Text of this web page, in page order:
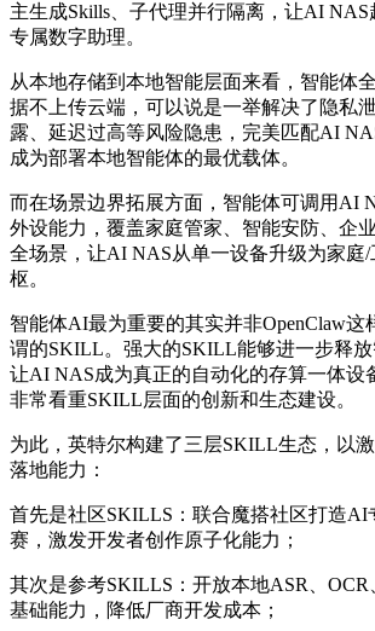
主生成Skills、子代理并行隔离，让AI
专属数字助理。
从本地存储到本地智能层面来看， 智能体
据不上传云端，可以说是一举解决了隐私
露、延迟过高等风险隐患，完美匹配AI
成为部署本地智能体的最优载体。
而在场景边界拓展方面， 智能体可调用AI
外设能力，覆盖家庭管家、智能安防、企
全场景，让AI NAS从单一设备升级为家庭/
枢。
智能体AI最为重要的其实并非OpenClaw这
谓的SKILL。强大的SKILL能够进一步释放
让AI NAS成为真正的自动化的存算一体设
非常看重SKILL层面的创新和生态建设。
为此，英特尔构建了三层SKILL生态 ，以
落地能力：
首先是社区SKILLS ：联合魔搭社区打造
赛，激发开发者创作原子化能力；
其次是参考SKILLS ：开放本地ASR、OCR
基础能力，降低厂商开发成本；